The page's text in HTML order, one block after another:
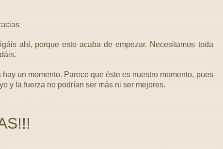
ahí, porque esto acaba de empezar. Necesitamos toda
hay un momento. Parece que éste es nuestro momento, pues
y la fuerza no podrían ser más ni ser mejores.